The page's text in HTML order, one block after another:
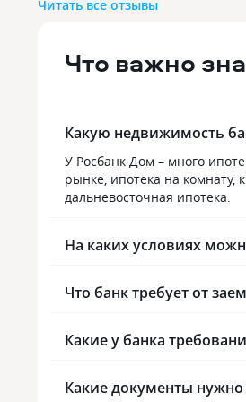
спокойно. Банк предлагает
подходящими условиями. И
Рекомендую.
Читать все отзывы
Что важно
Какую недвижимость
У Росбанк Дом – много
рынке, ипотека на
дальневосточная ипотека.
На каких условиях
Что банк требует от
Какие у банка
Какие документы нужно